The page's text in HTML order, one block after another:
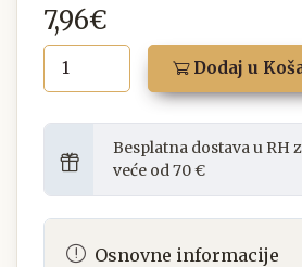
7,96€
Dodaj u
Besplatna dostava u RH
veće od 70 €
Osnovne informacije